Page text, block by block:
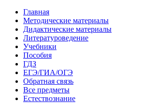
Главная
Методические материалы
Дидактические материалы
Литературоведение
Учебники
Пособия
ГДЗ
ЕГЭ/ГИА/ОГЭ
Обратная связь
Все предметы
Естествознание